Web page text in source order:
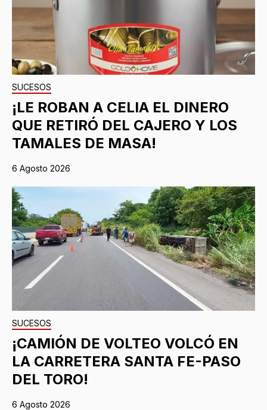
SUCESOS
¡LE ROBAN A CELIA EL DINERO
QUE RETIRÓ DEL CAJERO Y LOS
TAMALES DE MASA!
6 Agosto 2026
SUCESOS
¡CAMIÓN DE VOLTEO VOLCÓ EN
LA CARRETERA SANTA FE-PASO
DEL TORO!
6 Agosto 2026